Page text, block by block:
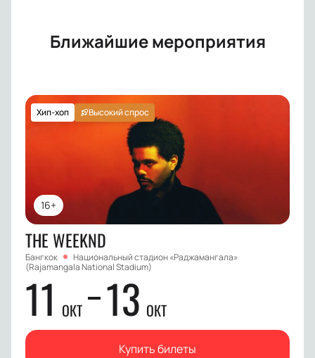
Ближайшие мероприятия
16+
Хип-хоп Высокий спрос
THE WEEKND
Бангкок
Национальный стадион «Раджамангала»
(Rajamangala National Stadium)
11 ОКТ 13 ОКТ
Купить билеты